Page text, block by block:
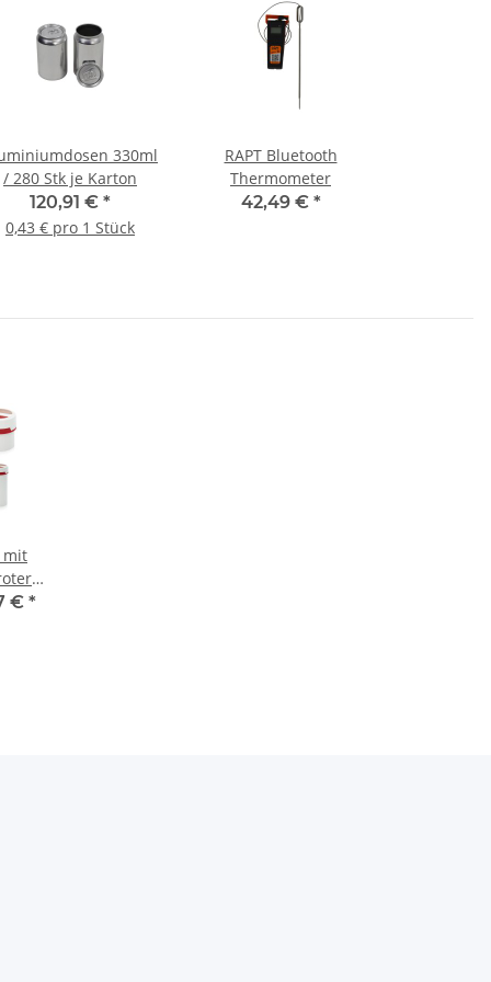
330ml
/ 280 Stk je Karton
120,91 € *
0,43 € pro 1 Stück
RAPT Bluetooth
Thermometer
42,49 € *
mit
€ *